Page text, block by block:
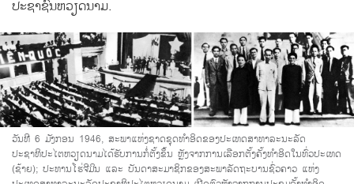
ປະຊາຊົນ​ຫວຽດນາມ.
ວັນທີ 6 ມັງກອນ 1946, ສະພາແຫ່ງຊາດຊຸດທຳອິດຂອງປະເທດສາທາລະນະລັດ
ປະຊາທິປະໄຕຫວຽດນາມໄດ້ຮັບການກໍ່ຕັ້ງຂຶ້ນ ຫຼັງຈາກການເລືອກຕັ້ງຄັ້ງທຳອິດໃນທົ່ວປະເທດ
(ຊ້າຍ); ປະທານໂຮ່ຈີມິນ ແລະ ບັນດາສະມາຊິກຂອງສະພາລັດຖະບານຊົ່ວຄາວ ແຫ່ງ